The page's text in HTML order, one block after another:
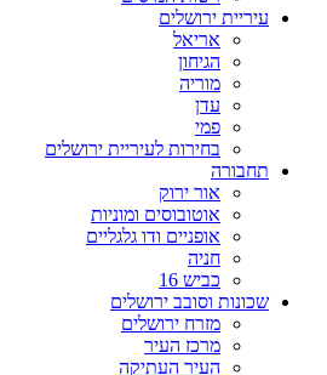
עיריית ירושלים
אריאל
הגיחון
מוריה
עדן
פמי
בחירות לעיריית ירושלים
תחבורה
אור ירוק
אוטובוסים ומוניות
אופניים ודו גלגליים
חניה
כביש 16
שכונות וסובב ירושלים
מזרח ירושלים
מרכז העיר
העיר העתיקה